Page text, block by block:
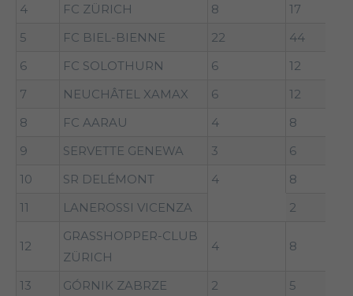
4 FC ZÜRICH 8
17
5
FC BIEL-BIENNE 22
44
6
FC SOLOTHURN 6
12
7
NEUCHÂTEL XAMAX 6
12
8
FC AARAU 4
8
9
SERVETTE GENEWA 3
6
10
SR DELÉMONT 4
8
11
LANEROSSI VICENZA 2
12
GRASSHOPPER-CLUB
ZÜRICH
4 8
13 GÓRNIK ZABRZE 2 5